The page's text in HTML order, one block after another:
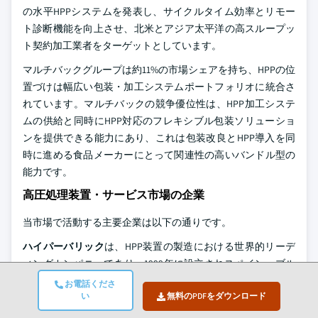
お電話くださ
い
無料のPDFをダウンロード
の水平HPPシステムを発表し、サイクルタイム効率とリモー
ト診断機能を向上させ、北米とアジア太平洋の高スループッ
ト契約加工業者をターゲットとしています。
マルチバックグループは約11%の市場シェアを持ち、HPPの位
置づけは幅広い包装・加工システムポートフォリオに統合さ
れています。マルチバックの競争優位性は、HPP加工システ
ムの供給と同時にHPP対応のフレキシブル包装ソリューショ
ンを提供できる能力にあり、これは包装改良とHPP導入を同
時に進める食品メーカーにとって関連性の高いバンドル型の
能力です。
高圧処理装置・サービス市場の企業
当市場で活動する主要企業は以下の通りです。
ハイパーバリックは、HPP装置の製造における世界的リーデ
ィングカンパニーであり、1999年に設立されスペイン・ブル
ゴスに本社を置いています。同社は、55Lから525Lまでの容
量の横型HPPシステムを供給しており、2026年3月現在で50カ
国以上に600台以上の機器が稼働しています。ハイパーバリ